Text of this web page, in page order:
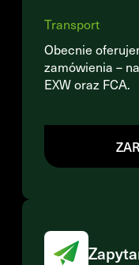
Transport
Obecnie
zamówienia –
EXW oraz FCA.